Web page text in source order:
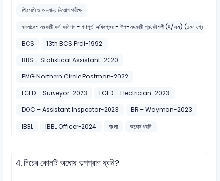
পিএসসি ও অন্যান্য নিয়োগ পরীক্ষা
বাংলাদেশ সরকারী কর্ম কমিশন - গণপূর্ত অধিদপ্তর - উপ-সহকারী প্রকৌশলী (ই/এম) (১০ম গ্রেড)
BCS
13th BCS Preli-1992
BBS – Statistical Assistant-2020
PMG Northern Circle Postman-2022
LGED – Surveyor-2023
LGED – Electrician-2023
DOC – Assistant Inspector-2023
BR – Wayman-2023
IBBL
IBBL Officer-2024 বাংলা অঘোষ ধ্বনি
4.নিচের কোনটি অঘোষ অল্পপ্রাণ ধ্বনি?